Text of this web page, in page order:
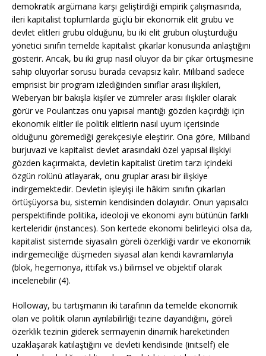
demokratik argümana karşı geliştirdiği empirik çalışmasında,
ileri kapitalist toplumlarda güçlü bir ekonomik elit grubu ve
devlet elitleri grubu olduğunu, bu iki elit grubun oluşturduğu
yönetici sınıfın temelde kapitalist çıkarlar konusunda anlaştığını
gösterir. Ancak, bu iki grup nasıl oluyor da bir çıkar örtüşmesine
sahip oluyorlar sorusu burada cevapsız kalır. Miliband sadece
emprisist bir program izlediğinden sınıflar arası ilişkileri,
Weberyan bir bakışla kişiler ve zümreler arası ilişkiler olarak
görür ve Poulantzas onu yapısal mantığı gözden kaçırdığı için
ekonomik elitler ile politik elitlerin nasıl uyum içerisinde
olduğunu göremediği gerekçesiyle eleştirir. Ona göre, Miliband
burjuvazi ve kapitalist devlet arasındaki özel yapısal ilişkiyi
gözden kaçırmakta, devletin kapitalist üretim tarzı içindeki
özgün rolünü atlayarak, onu gruplar arası bir ilişkiye
indirgemektedir. Devletin işleyişi ile hâkim sınıfın çıkarları
örtüşüyorsa bu, sistemin kendisinden dolayıdır. Onun yapısalcı
perspektifinde politika, ideoloji ve ekonomi aynı bütünün farklı
kerteleridir (instances). Son kertede ekonomi belirleyici olsa da,
kapitalist sistemde siyasalın göreli özerkliği vardır ve ekonomik
indirgemeciliğe düşmeden siyasal alan kendi kavramlarıyla
(blok, hegemonya, ittifak vs.) bilimsel ve objektif olarak
incelenebilir (4).
Holloway, bu tartışmanın iki tarafının da temelde ekonomik
olan ve politik olanın ayrılabilirliği tezine dayandığını, göreli
özerklik tezinin giderek sermayenin dinamik hareketinden
uzaklaşarak katılaştığını ve devleti kendisinde (initself) ele